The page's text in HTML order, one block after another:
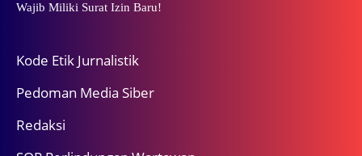
Wajib Miliki Surat Izin Baru!
Kode Etik Jurnalistik
Pedoman Media Siber
Redaksi